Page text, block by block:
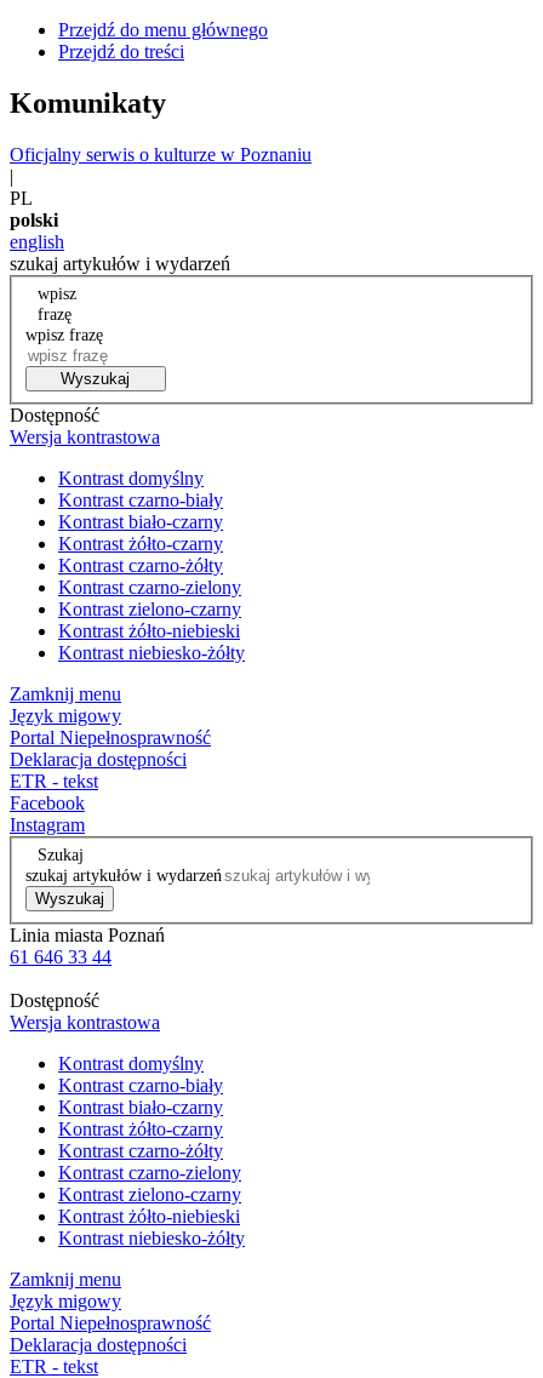
Przejdź do menu głównego
Przejdź do treści
Komunikaty
Oficjalny serwis o kulturze w Poznaniu
|
PL
polski
english
szukaj artykułów i wydarzeń
wpisz
frazę
wpisz frazę
Wyszukaj
Dostępność
Wersja kontrastowa
Kontrast domyślny
Kontrast czarno-biały
Kontrast biało-czarny
Kontrast żółto-czarny
Kontrast czarno-żółty
Kontrast czarno-zielony
Kontrast zielono-czarny
Kontrast żółto-niebieski
Kontrast niebiesko-żółty
Zamknij menu
Język migowy
Portal Niepełnosprawność
Deklaracja dostępności
ETR - tekst
Facebook
Instagram
Szukaj
szukaj artykułów i wydarzeń
Wyszukaj
Linia miasta Poznań
61 646 33 44
Dostępność
Wersja kontrastowa
Kontrast domyślny
Kontrast czarno-biały
Kontrast biało-czarny
Kontrast żółto-czarny
Kontrast czarno-żółty
Kontrast czarno-zielony
Kontrast zielono-czarny
Kontrast żółto-niebieski
Kontrast niebiesko-żółty
Zamknij menu
Język migowy
Portal Niepełnosprawność
Deklaracja dostępności
ETR - tekst